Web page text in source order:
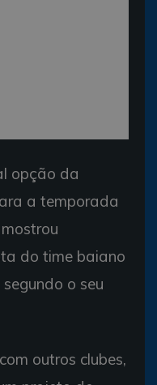
opção da
a temporada
do time baiano
o seu
outros clubes,